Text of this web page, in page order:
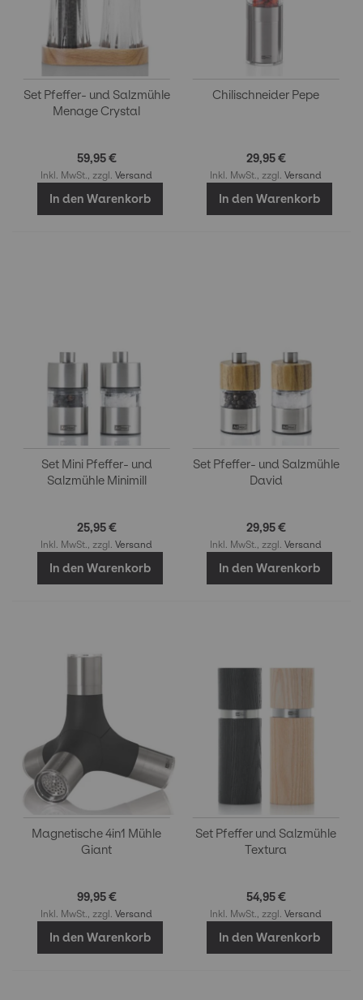
Set Pfeffer- und Salzmühle
Menage Crystal
59,95 €
Inkl. MwSt., zzgl.Versand
In den Warenkorb
Chilischneider Pepe
29,95 €
Inkl. MwSt., zzgl.Versand
In den Warenkorb
Set Mini Pfeffer- und
Salzmühle Minimill
25,95 €
Inkl. MwSt., zzgl.Versand
In den Warenkorb
Set Pfeffer- und Salzmühle
David
29,95 €
Inkl. MwSt., zzgl.Versand
In den Warenkorb
Magnetische 4in1 Mühle
Giant
99,95 €
Inkl. MwSt., zzgl.Versand
In den Warenkorb
Set Pfeffer und Salzmühle
Textura
54,95 €
Inkl. MwSt., zzgl.Versand
In den Warenkorb